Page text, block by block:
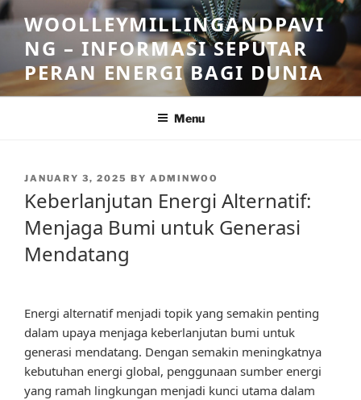
Skip
to
content
WOOLLEYMILLINGANDPAVI
NG – INFORMASI SEPUTAR
PERAN ENERGI BAGI DUNIA
Menu
POSTED
JANUARY 3, 2025 BY ADMINWOO
Keberlanjutan Energi Alternatif:
Menjaga Bumi untuk Generasi
Mendatang
Energi alternatif menjadi topik yang semakin penting
dalam upaya menjaga keberlanjutan bumi untuk
generasi mendatang. Dengan semakin meningkatnya
kebutuhan energi global, penggunaan sumber energi
yang ramah lingkungan menjadi kunci utama dalam